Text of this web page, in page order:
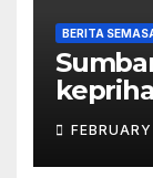
BERITA
Johari